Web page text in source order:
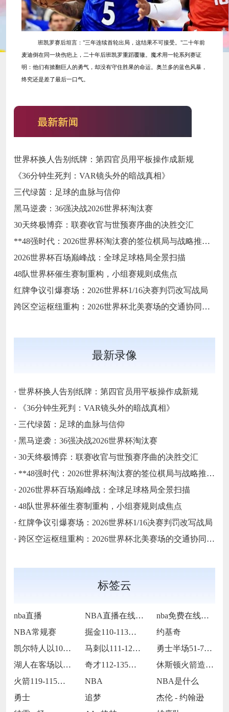
班凯罗赛后坦言： "三年连续首轮出局，这结果不可接受。"二十年前
麦迪倒在同一块伤疤上，二十年后班凯罗重蹈覆辙。魔术用一轮系列赛证
明：他们有掀翻巨人的勇气，却没有守住胜果的命运。奥兰多的蓝色风暴，
终究还是差了最后一口气。
世界杯换人告别纸牌：第四官员用平板操作成新规
《36分钟生死判：VAR镜头外的暗战真相》
三代绿茵：足球的血脉与信仰
黑马逆袭：36强决战2026世界杯淘汰赛
30天终极博弈：联赛收官与世预赛序曲的决胜交汇
**48强时代：2026世界杯淘汰赛的签位棋局与战略推演**
2026世界杯百场巅峰战：全球足球格局全景扫描
48队世界杯催生赛制重构，小组赛规则成焦点
红牌争议引爆赛场：2026世界杯1/16决赛判罚改写战局
跨区空运枢纽重构：2026世界杯北美赛场的交通协同与效能优化方案
最新录像
· 世界杯换人告别纸牌：第四官员用平板操作成新规
·
《36分钟生死判：VAR镜头外的暗战真相》
· 三代绿茵：足球的血脉与信仰
· 黑马逆袭：36强决战2026世界杯淘汰赛
· 30天终极博弈：联赛收官与世预赛序曲的决胜交汇
· **48强时代：2026世界杯淘汰赛的签位棋局与战略推演**
· 2026世界杯百场巅峰战：全球足球格局全景扫描
· 48队世界杯催生赛制重构，小组赛规则成焦点
· 红牌争议引爆赛场：2026世界杯1/16决赛判罚改写战局
· 跨区空运枢纽重构：2026世界杯北美赛场的交通协同与效能优化方案
标签云
nba直播 NBA直播在线观看
nba免费在线高清直播
NBA常规赛
掘金110-113不敌马刺
约基奇
凯尔特人以109-86战胜火箭
马刺以111-122不敌掘金
勇士半场51-75落后国王24分
湖人在客场以115-119惜败火箭
奇才112-135不敌火箭
休斯顿火箭造访客场以119-115险胜孟
火箭119-115战胜灰熊
NBA
NBA是什么
勇士
追梦
杰伦 - 约翰逊